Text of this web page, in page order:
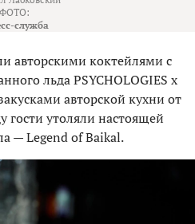
ФОТО:
служба
авторскими коктейлями с
льда PSYCHOLOGIES х
авторской кухни от
гости утоляли настоящей
— Legend of Baikal.